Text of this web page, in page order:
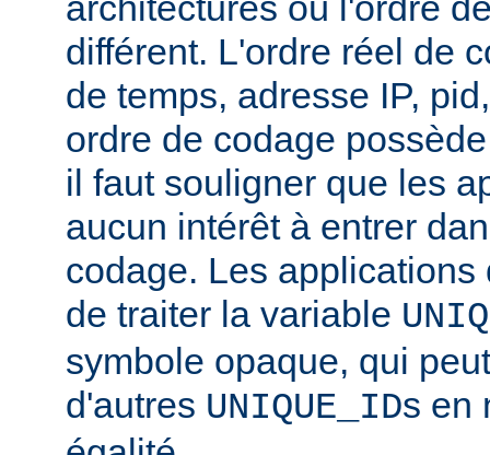
différent. L'ordre réel de
de temps, adresse IP,
ordre de codage
il faut souligner que les
aucun intérêt à entrer
codage. Les
de traiter la variable
symbole opaque, qui
d'autres UNIQUE_IDs en